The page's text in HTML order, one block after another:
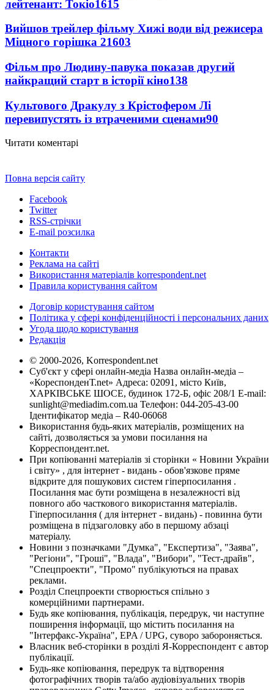
лейтенант: Токіо1615
Вийшов трейлер фільму Хижі води від режисера
Міцного горішка 21603
Фільм про Людину-павука показав другий
найкращий старт в історії кіно138
Культового Дракулу з Крістофером Лі
перевипустять із втраченими сценами90
Читати коментарі
Повна версія сайту
Facebook
Twitter
RSS-стрічки
E-mail розсилка
Контакти
Реклама на сайті
Використання матеріалів korrespondent.net
Правила користування сайтом
Договір користування сайтом
Політика у сфері конфіденційності і персональних даних
Угода щодо користування
Редакція
© 2000-2026, Korrespondent.net
Суб'єкт у сфері онлайн-медіа Назва онлайн-медіа –
«КореспонденТ.net» Адреса: 02091, місто Київ,
ХАРКІВСЬКЕ ШОСЕ, будинок 172-Б, офіс 208/1 E-mail:
sunlight@mediadim.com.ua Телефон: 044-205-43-00
Ідентифікатор медіа – R40-06068
Використання будь-яких матеріалів, розміщених на
сайті, дозволяється за умови посилання на
Корреспондент.net.
При копіюванні матеріалів зі сторінки « Новини України
і світу» , для інтернет - видань - обов'язкове пряме
відкрите для пошукових систем гіперпосилання .
Посилання має бути розміщена в незалежності від
повного або часткового використання матеріалів.
Гіперпосилання ( для інтернет - видань) - повинна бути
розміщена в підзаголовку або в першому абзаці
матеріалу.
Новини з позначками "Думка", "Експертиза", "Заява",
"Регіони", "Гроші", "Влада", "Вибори", "Тест-драйв",
"Спецпроекти", "Промо" публікуються на правах
реклами.
Розділ Спецпроекти створюється спільно з
комерційними партнерами.
Будь яке копіювання, публікація, передрук, чи наступне
поширення інформації, що містить посилання на
"Інтерфакс-Україна", EPA / UPG, суворо забороняється.
Власник веб-сторінки в розділі Я-Корреспондент є автор
публікації.
Будь-яке копіювання, передрук та відтворення
фотографічних творів та/або аудіовізуальних творів